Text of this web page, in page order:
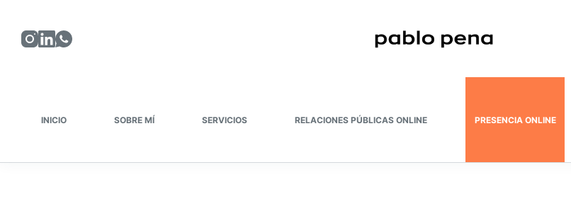
contenido
INICIO SOBRE MÍ SERVICIOS RELACIONES PÚBLICAS ONLINE PRESENCIA ONLINE